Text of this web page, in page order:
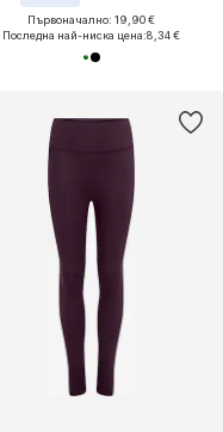
Първоначално: 19,90 €
Последна най-ниска цена:8,34 €